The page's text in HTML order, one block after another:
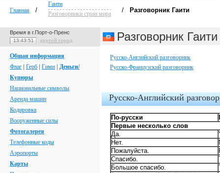
Главная /
Гаити
Разговорники стран мира
/ Разговорник Гаити
Время в г.Порт-о-Пренс
13:43:52 другой город
Общая информация
Флаг
Герб Гимн
Деньги/
Купюры
Национальные символы
Аренда машин
Кодировка
Вооруженные силы
Фотогалерея
Телефонные коды
Аэропорты
Карты
Разговорник Гаити
Русско-Английский разговорник
Русско-Французский разговорник
Русско-Английский
По-русски
Первые несколько слов
Да.
Нет.
Пожалуйста.
Спасибо.
Большое спасибо.